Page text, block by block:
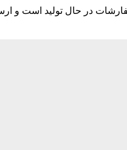
در حال تولید است و